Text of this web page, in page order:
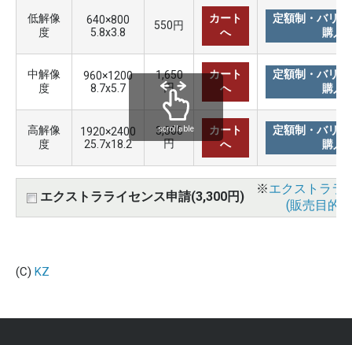
低解像
度
640×800
5.8x3.8
550円
カート
へ
定額制・バリ
購入
中解像
度
960×1200
8.7x5.7
1,650
円
カート
へ
定額制・バリ
購入
高解像
度
1920×2400
25.7x18.2
3,300
円
カート
へ
定額制・バリ
購入
エクストラライセンス申請(3,300円)
※エクストララ
(販売目的
scrollable
(C) KZ